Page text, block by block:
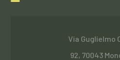
Via Guglielmo
92, 70043